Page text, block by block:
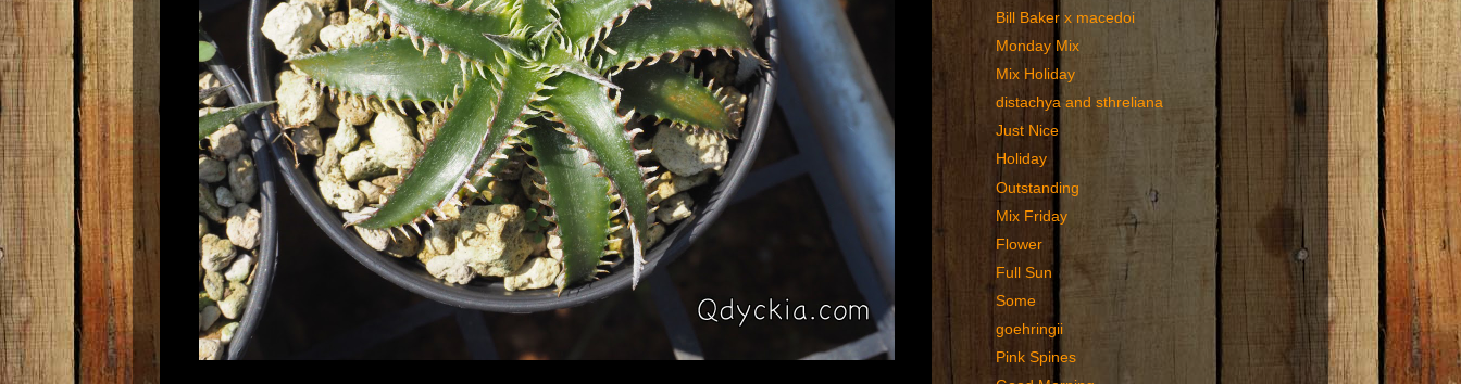
Bill Baker x macedoi
Monday Mix
Mix Holiday
distachya and sthreliana
Just Nice
Holiday
Outstanding
Mix Friday
Flower
Full Sun
Some
goehringii
Pink Spines